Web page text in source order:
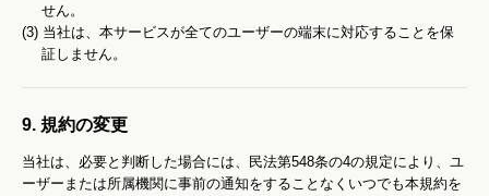
せん。
(3) 当社は、本サービスが全てのユーザーの端末に対応することを保
証しません。
9. 規約の変更
当社は、必要と判断した場合には、民法第548条の4の規定により、ユ
ーザーまたは所属機関に事前の通知をすることなくいつでも本規約を